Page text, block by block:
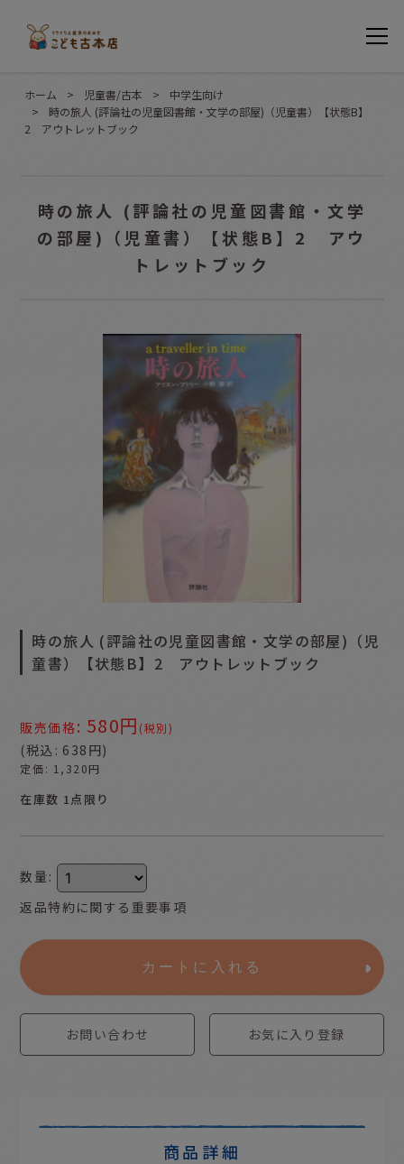
ホーム > 児童書/古本 >
中学生向け
>
時の旅人 (評論社の児童図書館・文学の部屋)（児童書）【状態B】
2 アウトレットブック
時の旅人 (評論社の児童図書館・文学
の部屋)（児童書）【状態B】2 アウ
トレットブック
時の旅人 (評論社の児童図書館・文学の部屋)（児
童書）【状態B】2 アウトレットブック
販売価格: 580円 (税別)
(税込 : 638 円)
定価: 1,320円
在庫数 1点限り
数量 :
返品特約に関する重要事項
カートに入れる
お問い合わせ お気に入り登録
商品詳細